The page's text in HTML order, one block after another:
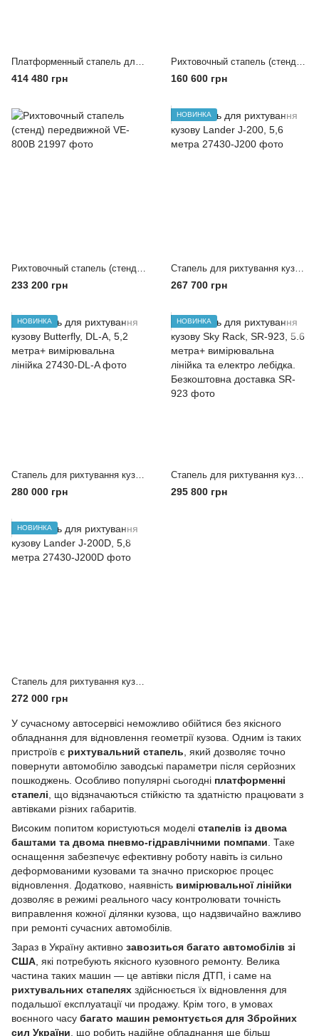
Платформенный стапель для рихтовки автомобилей WT-400
414 480 грн
Рихтовочный стапель (стенд) передвижной VE-700
160 600 грн
Рихтовочный стапель (стенд) передвижной VE-800B
233 200 грн
НОВИНКА
Стапель для рихтування кузову Lander J-200, 5,6 метра
267 700 грн
НОВИНКА
Стапель для рихтування кузову Butterfly, DL-A, 5,2 метра+ вимірювальна лінійка
280 000 грн
НОВИНКА
Стапель для рихтування кузову Sky Rack, SR-923, 5.6 метра+ вимірювальна лінійка та електро лебідка. Безкоштовна доставка
295 800 грн
НОВИНКА
Стапель для рихтування кузову Lander J-200D, 5,8 метра
272 000 грн
У сучасному автосервісі неможливо обійтися без якісного
обладнання для відновлення геометрії кузова. Одним із таких
пристроїв є рихтувальний стапель , який дозволяє точно
повернути автомобілю заводські параметри після серйозних
пошкоджень. Особливо популярні сьогодні платформенні
стапелі , що відзначаються стійкістю та здатністю працювати з
автівками різних габаритів.
Високим попитом користуються моделі стапелів із двома
баштами та двома пневмо-гідравлічними помпами . Таке
оснащення забезпечує ефективну роботу навіть із сильно
деформованими кузовами та значно прискорює процес
відновлення. Додатково, наявність вимірювальної лінійки
дозволяє в режимі реального часу контролювати точність
виправлення кожної ділянки кузова, що надзвичайно важливо
при ремонті сучасних автомобілів.
Зараз в Україну активно завозиться багато автомобілів зі
США , які потребують якісного кузовного ремонту. Велика
частина таких машин — це автівки після ДТП, і саме на
рихтувальних стапелях здійснюється їх відновлення для
подальшої експлуатації чи продажу. Крім того, в умовах
воєнного часу багато машин ремонтується для Збройних
сил України , що робить надійне обладнання ще більш